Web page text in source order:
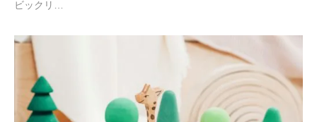
ビックリ…